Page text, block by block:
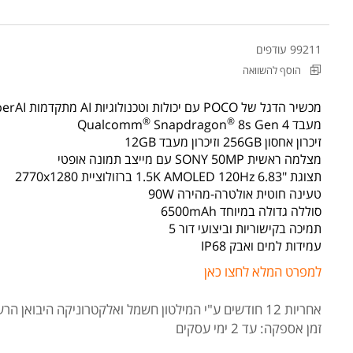
99211 עודפים
הוסף להשוואה
מכשיר הדגל של POCO עם יכולות וטכנולוגיות AI מתקדמות Xiaomi HyperAI
מעבד Qualcomm
®Snapdragon®8s Gen 4
זיכרון אחסון 256GB וזיכרון מעבד 12GB
מצלמה ראשית SONY 50MP עם מייצב תמונה אופטי
תצוגת "1.5K AMOLED 120Hz 6.83 ברזולוציית 2770x1280
טעינה חוטית אולטרה-מהירה 90W
סוללה גדולה במיוחד 6500mAh
תמיכה בקישוריות וביצועי דור 5
עמידות למים ואבק IP68
למפרט המלא לחצו כאן
אחריות 12 חודשים
ע"י המילטון חשמל ואלקטרוניקה היבואן
זמן אספקה: עד 2 ימי עסקים